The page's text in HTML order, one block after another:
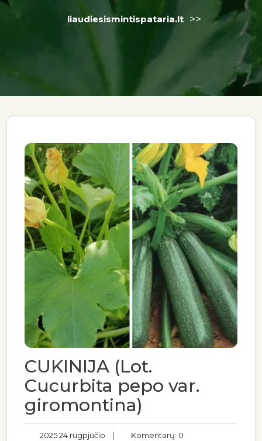
liaudiesismintispataria.lt >>
CUKINIJA (Lot.
Cucurbita pepo var.
giromontina)
2025 24 rugpjūčio | Komentarų: 0